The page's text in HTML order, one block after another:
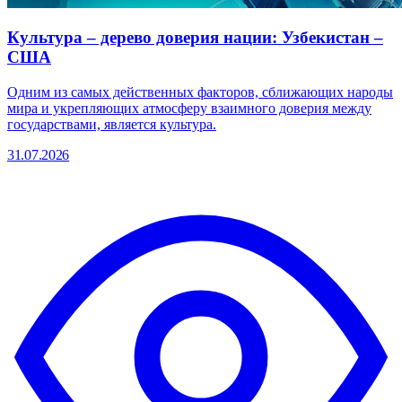
Культура – дерево доверия нации: Узбекистан –
США
Одним из самых действенных факторов, сближающих народы
мира и укрепляющих атмосферу взаимного доверия между
государствами, является культура.
31.07.2026